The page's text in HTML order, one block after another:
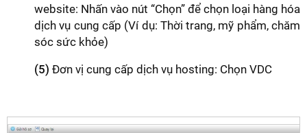
website: Nhấn vào nút “Chọn” để chọn loại hàng hóa
dịch vụ cung cấp (Ví dụ: Thời trang, mỹ phẩm, chăm
sóc sức khỏe)
(5) Đơn vị cung cấp dịch vụ hosting: Chọn VDC